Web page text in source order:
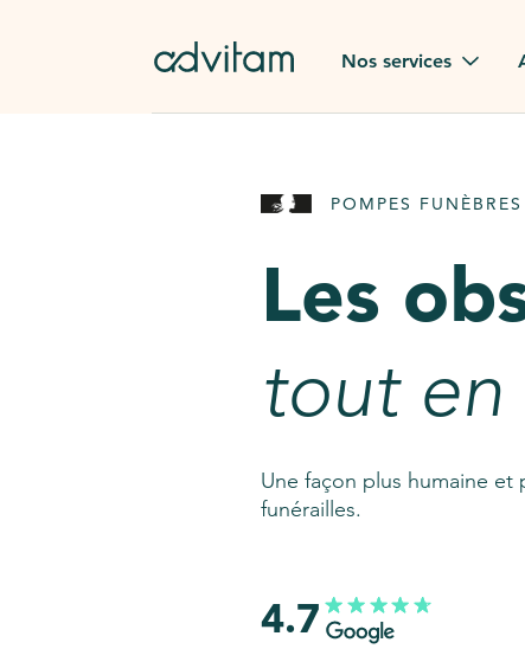
Nos services
Rapatriement à
Pierre tombale
AssistGPT
Nos services en plus
POMPES
Les
tout
Une façon plus humaine
funérailles.
4.7